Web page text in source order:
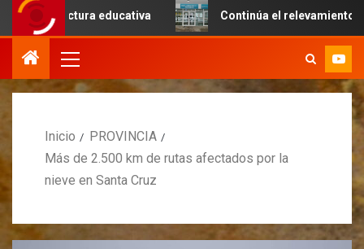
educativa Continúa el relevamiento técnico en
Inicio
PROVINCIA
Más de 2.500 km de rutas afectados por la
nieve en Santa Cruz